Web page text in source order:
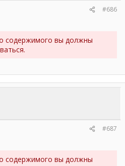
#686
содержимого вы должны
#687
содержимого вы должны